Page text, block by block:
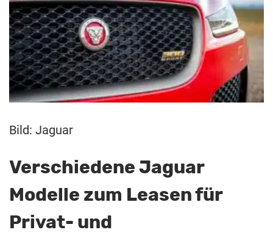
Bild: Jaguar
Verschiedene Jaguar
Modelle zum Leasen für
Privat- und